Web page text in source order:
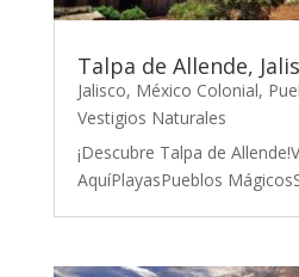
Talpa de Allende,
Jalisco, México Colonial,
Vestigios Naturales
¡Descubre Talpa de
AquíPlayasPueblos